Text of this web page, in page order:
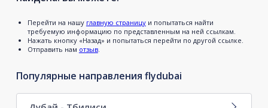
Перейти на нашу главную страницуи попытаться найти
требуемую информацию по представленным на ней ссылкам.
Нажать кнопку «Назад» и попытаться перейти по другой ссылке.
Отправить нам отзыв.
Популярные направления flydubai